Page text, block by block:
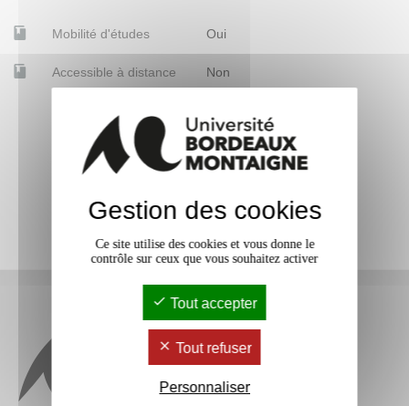
Mobilité d'études Oui
Accessible à distance Non
Gestion des cookies
Ce site utilise des cookies et vous donne le
contrôle sur ceux que vous souhaitez activer
Tout accepter
Tout refuser
Personnaliser